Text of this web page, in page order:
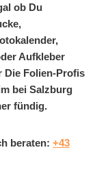
ob Du
Aufkleber
Die Folien-Profis
bei Salzburg
fündig.
beraten: +43